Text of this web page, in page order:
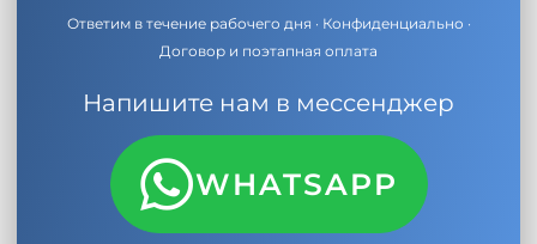
Ответим в течение рабочего дня · Конфиденциально ·
Договор и поэтапная оплата
Напишите нам в мессенджер
WHATSAPP